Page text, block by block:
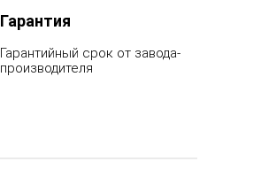
Гарантия
Гарантийный срок от завода-
производителя